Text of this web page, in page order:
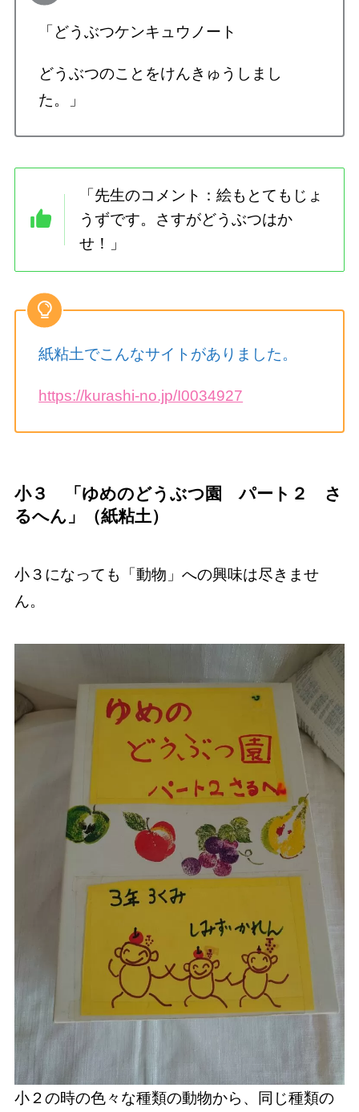
「どうぶつケンキュウノート
どうぶつのことをけんきゅうしまし
た。」
「先生のコメント：絵もとてもじょ
うずです。さすがどうぶつはか
せ！」
紙粘土でこんなサイトがありました。
https://kurashi-no.jp/I0034927
小３ 「ゆめのどうぶつ園 パート２ さ
るへん」（紙粘土）
小３になっても「動物」への興味は尽きませ
ん。
小２の時の色々な種類の動物から、同じ種類の